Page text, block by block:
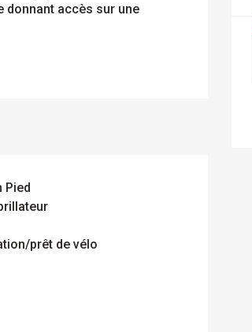
donnant accès sur une
Pied
prêt de vélo